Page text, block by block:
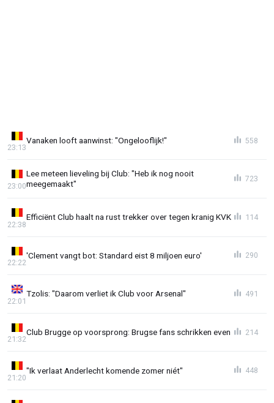
Vanaken looft aanwinst: "Ongelooflijk!"
23:13
558
Lee meteen lieveling bij Club: "Heb ik nog nooit
meegemaakt"
23:00
723
Efficiënt Club haalt na rust trekker over tegen kranig KVK
22:38
114
'Clement vangt bot: Standard eist 8 miljoen euro'
22:22
290
Tzolis: "Daarom verliet ik Club voor Arsenal"
22:01
491
Club Brugge op voorsprong: Brugse fans schrikken even
21:32
214
"Ik verlaat Anderlecht komende zomer niét"
21:20
448